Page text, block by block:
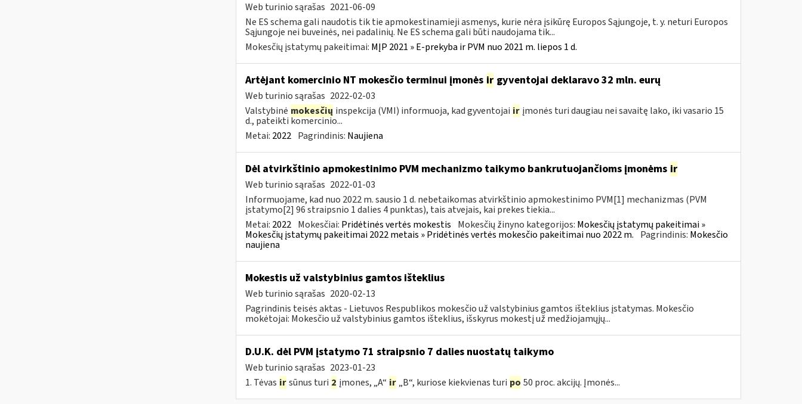
Web turinio sąrašas 2021-06-09
Ne ES schema gali naudotis tik tie apmokestinamieji asmenys, kurie nėra įsikūrę Europos Sąjungoje, t. y. neturi Europos
Sąjungoje nei buveinės, nei padalinių. Ne ES schema gali būti naudojama tik...
Mokesčių įstatymų pakeitimai: MĮP 2021 » E-prekyba ir PVM nuo 2021 m. liepos 1 d.
Artėjant komercinio NT mokesčio terminui įmonės irgyventojai deklaravo 32 mln. eurų
Web turinio sąrašas 2022-02-03
Valstybinė mokesčių inspekcija (VMI) informuoja, kad gyventojai ir įmonės turi daugiau nei savaitę lako, iki vasario 15
d., pateikti komercinio...
Metai: 2022 Pagrindinis: Naujiena
Dėl atvirkštinio apmokestinimo PVM mechanizmo taikymo bankrutuojančioms įmonėms ir
Web turinio sąrašas 2022-01-03
Informuojame, kad nuo 2022 m. sausio 1 d. nebetaikomas atvirkštinio apmokestinimo PVM[1] mechanizmas (PVM
įstatymo[2] 96 straipsnio 1 dalies 4 punktas), tais atvejais, kai prekes tiekia...
Metai: 2022 Mokesčiai: Pridėtinės vertės mokestis Mokesčių žinyno kategorijos: Mokesčių įstatymų pakeitimai »
Mokesčių įstatymų pakeitimai 2022 metais » Pridėtinės vertės mokesčio pakeitimai nuo 2022 m. Pagrindinis: Mokesčio
naujiena
Mokestis už valstybinius gamtos išteklius
Web turinio sąrašas 2020-02-13
Pagrindinis teisės aktas - Lietuvos Respublikos mokesčio už valstybinius gamtos išteklius įstatymas. Mokesčio
mokėtojai: Mokesčio už valstybinius gamtos išteklius, išskyrus mokestį už medžiojamųjų...
D.U.K. dėl PVM įstatymo 71 straipsnio 7 dalies nuostatų taikymo
Web turinio sąrašas 2023-01-23
1. Tėvas ir sūnus turi 2 įmones, „A“ ir „B“, kuriose kiekvienas turi po 50 proc. akcijų. Įmonės...